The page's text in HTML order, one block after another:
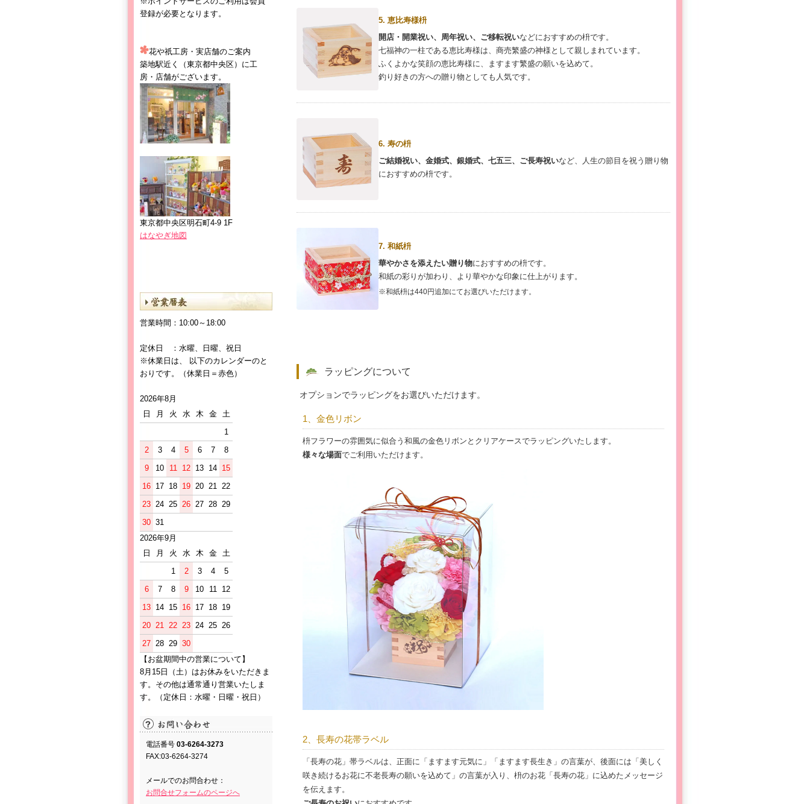
登録が必要となります。
花や祇工房・実店舗のご案内
築地駅近く（東京都中央区）に工
房・店舗がございます。
東京都中央区明石町4-9 1F
はなやぎ地図
営業時間：10:00～18:00
定休日 ：水曜、日曜、祝日
※休業日は、 以下のカレンダーのと
おりです。（休業日＝赤色）
2026年8月
日
月 火 水 木 金
土
1
2
3 4 5 6 7
8
9
10 11 12 13 14 15
16 17 18 19 20 21
22
23 24 25 26 27 28 29
30 31
2026年9月
日
月 火 水 木 金
土
1
2 3 4
5
6
7 8 9 10 11
12
13 14 15 16 17 18 19
20 21 22 23 24 25 26
27 28 29 30
【お盆期間中の営業について】
8月15日（土）はお休みをいただきま
す。その他は通常通り営業いたしま
す。（定休日：水曜・日曜・祝日）
電話番号 03-6264-3273
FAX:03-6264-3274
メールでのお問合わせ：
お問合せフォームのページへ
5. 恵比寿様枡
開店・開業祝い、周年祝い、ご移転祝いなどにおすすめの枡です。
七福神の一柱である恵比寿様は、商売繁盛の神様として親しまれています。
ふくよかな笑顔の恵比寿様に、ますます繁盛の願いを込めて。
釣り好きの方への贈り物としても人気です。
6. 寿の枡
ご結婚祝い、金婚式、銀婚式、七五三、ご長寿祝いなど、人生の節目を祝う贈り物
におすすめの枡です。
7. 和紙枡
華やかさを添えたい贈り物におすすめの枡です。
和紙の彩りが加わり、より華やかな印象に仕上がります。
※和紙枡は440円追加にてお選びいただけます。
ラッピングについて
オプションでラッピングをお選びいただけます。
1、金色リボン
枡フラワーの雰囲気に似合う和風の金色リボンとクリアケースでラッピングいたします。
様々な場面でご利用いただけます。
2、長寿の花帯ラベル
「長寿の花」帯ラベルは、正面に「ますます元気に」「ますます長生き」の言葉が、後面には「美しく
咲き続けるお花に不老長寿の願いを込めて」の言葉が入り、枡のお花「長寿の花」に込めたメッセージ
を伝えます。